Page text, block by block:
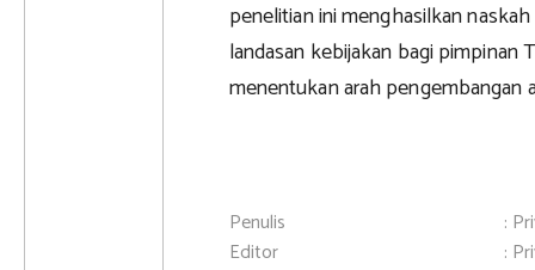
penelitian ini menghasilkan
landasan kebijakan bagi pimpinan
menentukan arah pengembangan
Penulis
:
Editor
: